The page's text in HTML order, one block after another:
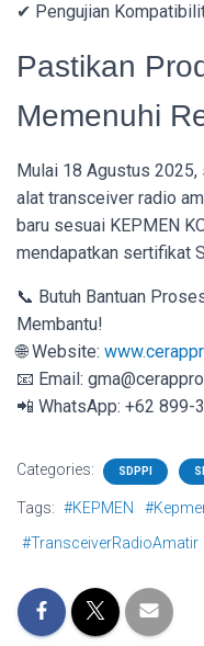
✔ Pengujian
Pastikan
Memenuhi
Mulai 18 Agustus
alat transceiver radio
baru sesuai KEPMEN
mendapatkan sertifikat
📞 Butuh Bantuan
Membantu!
🌐 Website:
📧 Email:
📲 WhatsApp: +62 899-
Categories: SDPPI
Tags: #KEPMEN
#TransceiverRadioAmatir